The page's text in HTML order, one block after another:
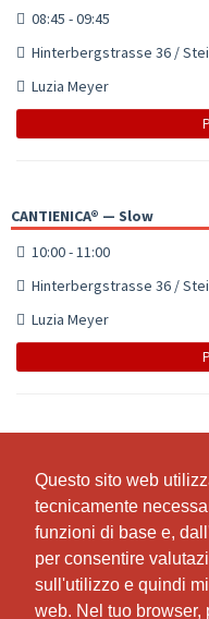
Questo sito web
tecnicamente
funzioni di base e,
per consentire
sull'utilizzo e quindi
web. Nel tuo browser,
Questo sito web
tecnicamente
funzioni di base e,
per consentire
sull'utilizzo e quindi
web. Nel tuo browser,
08:45 - 09:45
Hinterbergstrasse 36 /
Luzia Meyer
CANTIENICA® — Slow
10:00 - 11:00
Hinterbergstrasse 36 /
Luzia Meyer
12:00 - 13:00
Hinterbergstrasse 36 /
Team
La lezione è stata